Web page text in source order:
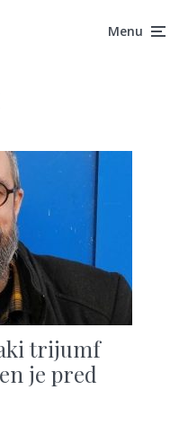
Menu
trijumf
je pred